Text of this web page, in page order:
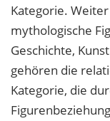
Kategorie.
mythologische
Geschichte,
gehören die
Kategorie, die